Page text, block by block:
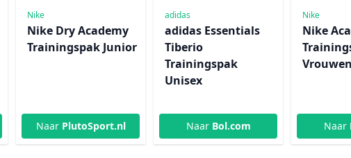
Nike
Nike Dry Academy
Trainingspak Junior
Naar PlutoSport.nl
adidas
adidas Essentials
Tiberio
Trainingspak
Unisex
Naar Bol.com
Nike
Nike
Vrouwen
Naar